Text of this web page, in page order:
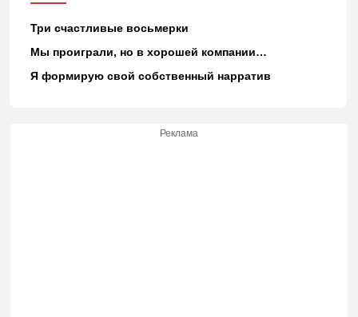
Три счастливые восьмерки
Мы проиграли, но в хорошей компании…
Я формирую свой собственный нарратив
Реклама